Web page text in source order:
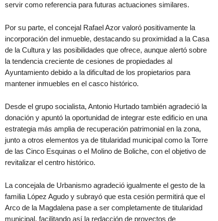
servir como referencia para futuras actuaciones similares.
Por su parte, el concejal Rafael Azor valoró positivamente la
incorporación del inmueble, destacando su proximidad a la Casa
de la Cultura y las posibilidades que ofrece, aunque alertó sobre
la tendencia creciente de cesiones de propiedades al
Ayuntamiento debido a la dificultad de los propietarios para
mantener inmuebles en el casco histórico.
Desde el grupo socialista, Antonio Hurtado también agradeció la
donación y apuntó la oportunidad de integrar este edificio en una
estrategia más amplia de recuperación patrimonial en la zona,
junto a otros elementos ya de titularidad municipal como la Torre
de las Cinco Esquinas o el Molino de Boliche, con el objetivo de
revitalizar el centro histórico.
La concejala de Urbanismo agradeció igualmente el gesto de la
familia López Agudo y subrayó que esta cesión permitirá que el
Arco de la Magdalena pase a ser completamente de titularidad
municipal, facilitando así la redacción de proyectos de